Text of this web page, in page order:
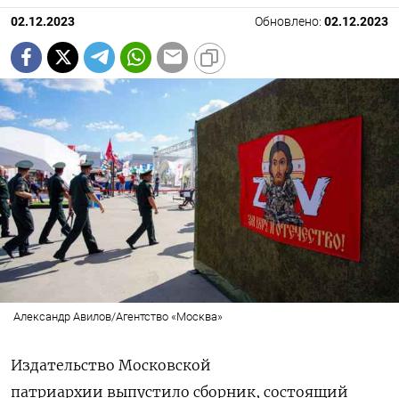
02.12.2023 Обновлено: 02.12.2023
Александр Авилов/Агентство «Москва»
Издательство Московской
патриархии выпустило сборник, состоящий